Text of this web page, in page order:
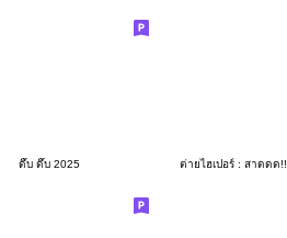
ดึ๊บ ดึ๊บ 2025 ต่ายไฮเปอร์ : สาดดด!!